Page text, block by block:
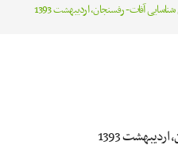
آفات- رفسنجان، اردیبهشت 1393
1393